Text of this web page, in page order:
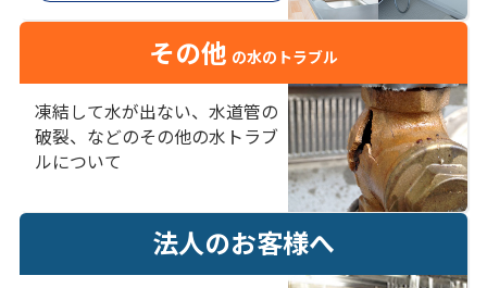
その他 の水のトラブル
凍結して水が出ない、水道管の
破裂、などのその他の水トラブ
ルについて
法人のお客様へ